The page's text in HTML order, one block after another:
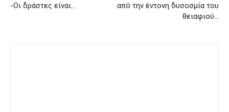
-Οι δράστες είναι…
από την έντονη δυσοσμία του
θειαφιού…